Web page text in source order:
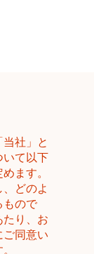
社」と
いて以下
ます。
どのよ
もので
り、お
同意い